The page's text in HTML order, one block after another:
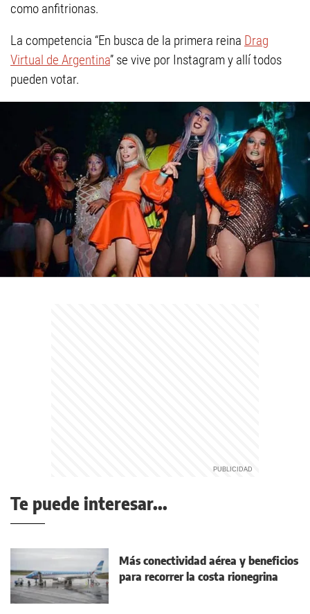
como anfitrionas.
La competencia “En busca de la primera reina Drag
Virtual de Argentina” se vive por Instagram y allí todos
pueden votar.
Te puede interesar...
Más conectividad aérea y beneficios
para recorrer la costa rionegrina